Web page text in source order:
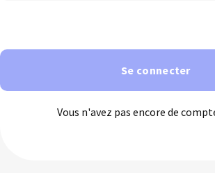
Se connecter
Vous n'avez pas encore de